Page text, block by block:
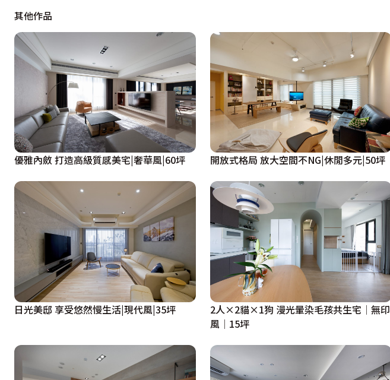
其他作品
優雅內斂 打造高級質感美宅|奢華風|60坪 開放式格局 放大空間不NG|休閒多元|50坪
日光美邸 享受悠然慢生活|現代風|35坪
2人×2貓×1狗 漫光暈染毛孩共生宅│無印
風│15坪